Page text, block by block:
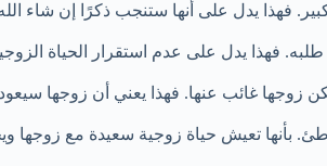
فهذا يدل على أنها ستنجب ذكرًا إن شاء
فهذا يدل على عدم استقرار الحياة
زوجها غائب عنها. فهذا يعني أن زوجها سيعود
بأنها تعيش حياة زوجية سعيدة مع زوجها